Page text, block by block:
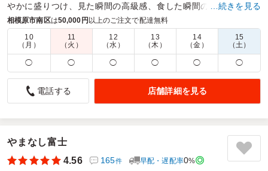
やかに盛りつけ、見た瞬間の高級感、食した瞬間の幸福感は会
議やおもてなしの際に定評を頂いております。
商品数： 締切日時： 1日前23:45 価格帯：
900円～3,000円
配達時間：
8:00～19:30
至極の中華弁当！大満足！
5.0
真で内容等を確認して注文しましたが、まさに写真通りで大
満足でした。ご飯も小分けで、おかずも少しづつ入っていて
好評でした。味もとても良くて皆さんも喜ばれていました。
…続きを見る
相模原市南区は50,000円以上のご注文で配達無料
10
（月）
11
（火）
12
（水）
13
（木）
14
（金）
15
（土）
◯ ◯ ◯ ◯ ◯ ◯
電話する 店舗詳細を見る
やまなし富士
4.56
165件 早配・遅配率0%